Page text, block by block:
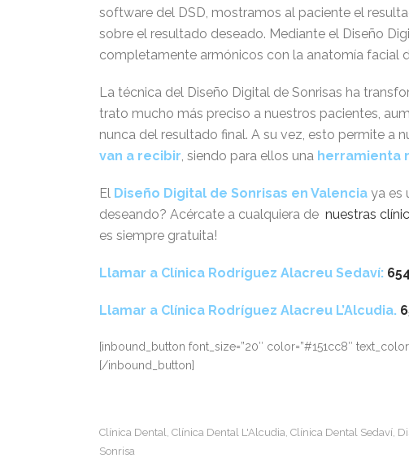
software del DSD, mostramos al paciente el
sobre el resultado deseado. Mediante el Diseño
completamente armónicos con la anatomía facial
La técnica del Diseño Digital de Sonrisas ha
trato mucho más preciso a nuestros pacientes,
nunca del resultado final. A su vez, esto permite a
van a recibir, siendo para ellos una herramienta
El Diseño Digital de Sonrisas en Valencia ya es
deseando? Acércate a cualquiera de nuestras
es siempre gratuita!
Llamar a Clínica Rodríguez Alacreu Sedaví:
Llamar a Clínica Rodríguez Alacreu L’Alcudia.
[inbound_button font_size=”20″ color=”#151cc8″
[/inbound_button]
Clínica Dental, Clínica Dental L'Alcudia, Clínica Dental Sedaví,
Sonrisa